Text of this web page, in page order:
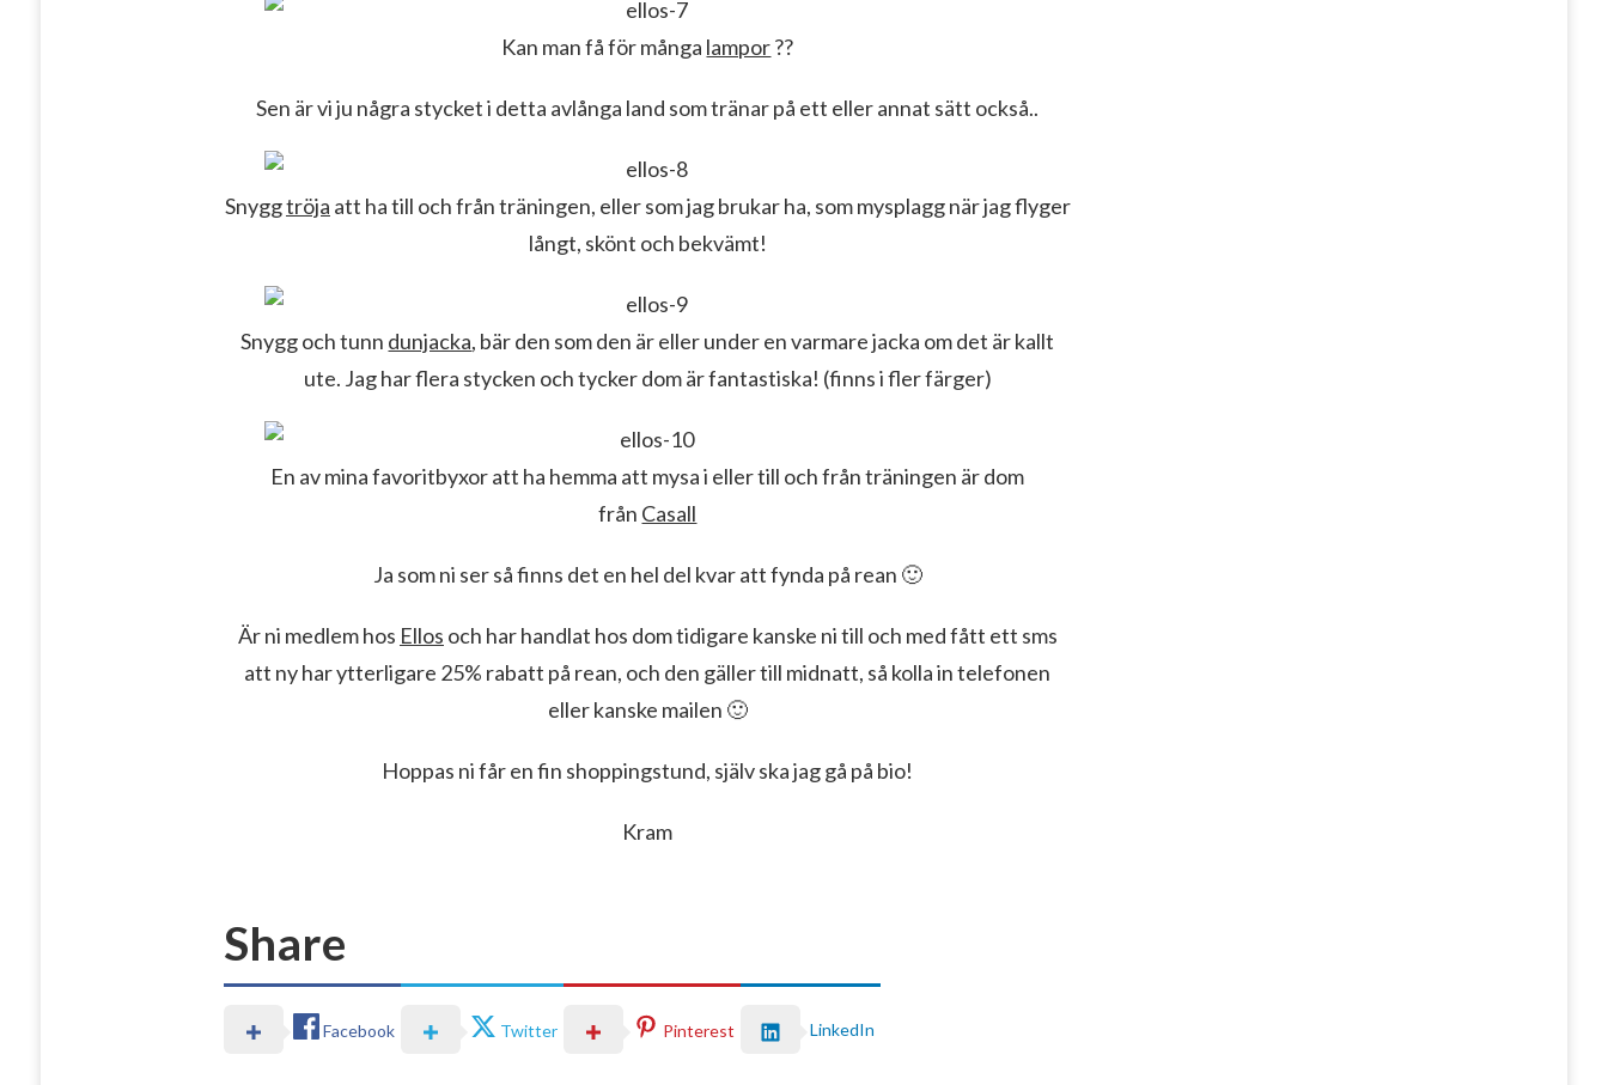
Kan man få för många lampor??
Sen är vi ju några stycket i detta avlånga land som tränar på ett eller annat sätt också..
Snyggtröja att ha till och från träningen, eller som jag brukar ha, som mysplagg när jag flyger
långt, skönt och bekvämt!
Snygg och tunn dunjacka, bär den som den är eller under en varmare jacka om det är kallt
ute. Jag har flera stycken och tycker dom är fantastiska! (finns i fler färger)
En av mina favoritbyxor att ha hemma att mysa i eller till och från träningen är dom
från Casall
Ja som ni ser så finns det en hel del kvar att fynda på rean 🙂
Är ni medlem hos Ellos och har handlat hos dom tidigare kanske ni till och med fått ett sms
att ny har ytterligare 25% rabatt på rean, och den gäller till midnatt, så kolla in telefonen
eller kanske mailen 🙂
Hoppas ni får en fin shoppingstund, själv ska jag gå på bio!
Kram
Share
Facebook Twitter Pinterest LinkedIn